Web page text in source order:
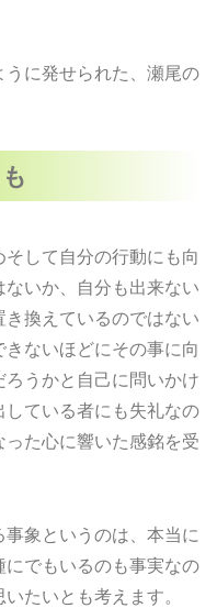
に発せられた、瀬尾の
して自分の行動にも向
いか、自分も出来ない
換えているのではない
ないほどにその事に向
うかと自己に問いかけ
ている者にも失礼なの
た心に響いた感銘を受
象というのは、本当に
でもいるのも事実なの
たいとも考えます。